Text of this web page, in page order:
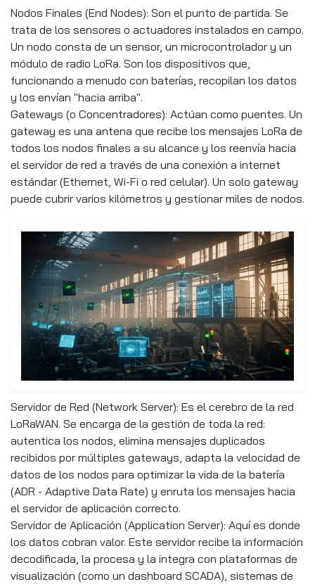
Nodos Finales (End Nodes): Son el punto de partida. Se
trata de los sensores o actuadores instalados en campo.
Un nodo consta de un sensor, un microcontrolador y un
módulo de radio LoRa. Son los dispositivos que,
funcionando a menudo con baterías, recopilan los datos
y los envían "hacia arriba".
Gateways (o Concentradores): Actúan como puentes. Un
gateway es una antena que recibe los mensajes LoRa de
todos los nodos finales a su alcance y los reenvía hacia
el servidor de red a través de una conexión a internet
estándar (Ethernet, Wi-Fi o red celular). Un solo gateway
puede cubrir varios kilómetros y gestionar miles de nodos.
Servidor de Red (Network Server): Es el cerebro de la red
LoRaWAN. Se encarga de la gestión de toda la red:
autentica los nodos, elimina mensajes duplicados
recibidos por múltiples gateways, adapta la velocidad de
datos de los nodos para optimizar la vida de la batería
(ADR - Adaptive Data Rate) y enruta los mensajes hacia
el servidor de aplicación correcto.
Servidor de Aplicación (Application Server): Aquí es donde
los datos cobran valor. Este servidor recibe la información
decodificada, la procesa y la integra con plataformas de
visualización (como un dashboard SCADA), sistemas de